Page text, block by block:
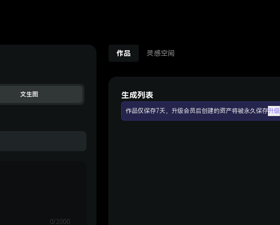
文生图
0/2000
作品 灵感空间
生成列表
作品仅保存7天，升级会员后创建的资产将被永久保存升级